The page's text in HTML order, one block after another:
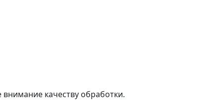
качеству обработки.